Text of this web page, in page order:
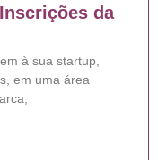
da
à sua startup,
em uma área